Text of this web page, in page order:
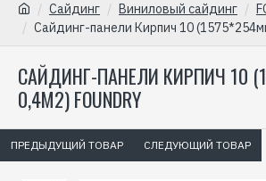
Сайдинг Виниловый сайдинг
Сайдинг-панели Кирпич 10
САЙДИНГ-ПАНЕЛИ КИРПИЧ 10
0,4М2) FOUNDRY
ПРЕДЫДУЩИЙ ТОВАР СЛЕДУЮЩИЙ ТОВАР